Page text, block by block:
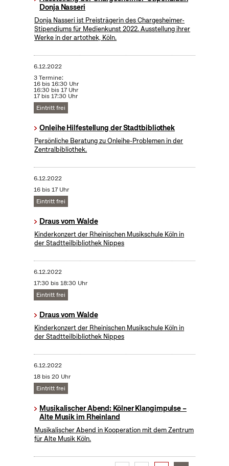
Donja Nasseri
Donja Nasseri ist Preisträgerin des Chargesheimer-
Stipendiums für Medienkunst 2022. Ausstellung ihrer
Werke in der artothek, Köln.
6.12.2022
3 Termine:
16 bis 16:30 Uhr
16:30 bis 17 Uhr
17 bis 17:30 Uhr
Eintritt frei
Onleihe Hilfestellung der Stadtbibliothek
Persönliche Beratung zu Onleihe-Problemen in der
Zentralbibliothek.
6.12.2022
16 bis 17 Uhr
Eintritt frei
Draus vom Walde
Kinderkonzert der Rheinischen Musikschule Köln in
der Stadtteilbibliothek Nippes
6.12.2022
17:30 bis 18:30 Uhr
Eintritt frei
Draus vom Walde
Kinderkonzert der Rheinischen Musikschule Köln in
der Stadtteilbibliothek Nippes
6.12.2022
18 bis 20 Uhr
Eintritt frei
Musikalischer Abend: Kölner Klangimpulse –
Alte Musik im Rheinland
Musikalischer Abend in Kooperation mit dem Zentrum
für Alte Musik Köln.